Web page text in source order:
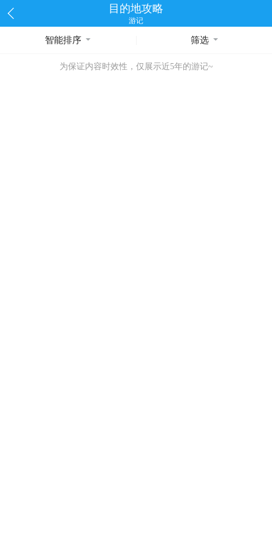
目的地攻略
游记
智能排序 筛选
为保证内容时效性，仅展示近5年的游记~